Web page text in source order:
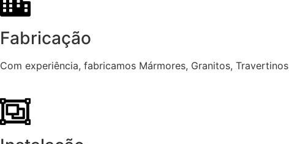
Fabricação
Com experiência, fabricamos Mármores, Granitos,